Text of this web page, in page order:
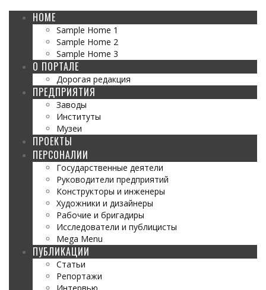
HOME
Sample Home 1
Sample Home 2
Sample Home 3
О ПОРТАЛЕ
Дорогая редакция
ПРЕДПРИЯТИЯ
Заводы
Институты
Музеи
ПРОЕКТЫ
ПЕРСОНАЛИИ
Государственные деятели
Руководители предприятий
Конструкторы и инженеры
Художники и дизайнеры
Рабочие и бригадиры
Исследователи и публицисты
Mega Menu
ПУБЛИКАЦИИ
Статьи
Репортажи